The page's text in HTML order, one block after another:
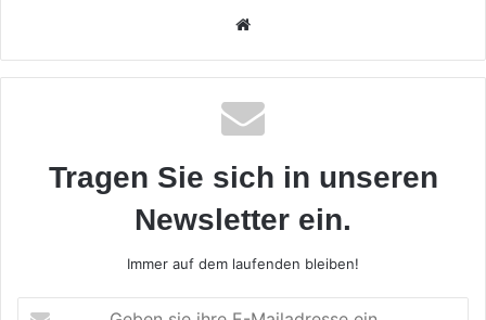
Tragen Sie sich in unseren
Newsletter ein.
Immer auf dem laufenden bleiben!